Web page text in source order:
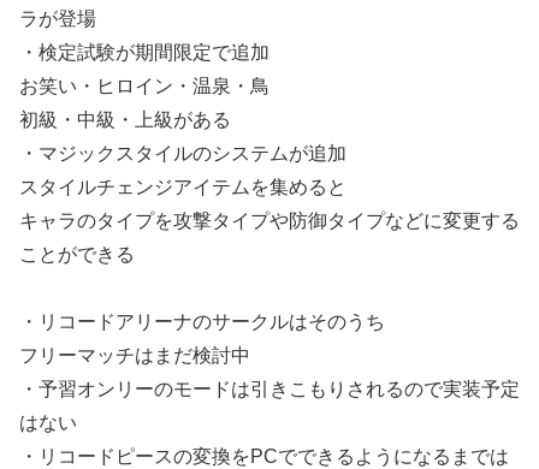
ラが登場
・検定試験が期間限定で追加
お笑い・ヒロイン・温泉・鳥
初級・中級・上級がある
・マジックスタイルのシステムが追加
スタイルチェンジアイテムを集めると
キャラのタイプを攻撃タイプや防御タイプなどに変更する
ことができる
・リコードアリーナのサークルはそのうち
フリーマッチはまだ検討中
・予習オンリーのモードは引きこもりされるので実装予定
はない
・リコードピースの変換をPCでできるようになるまでは